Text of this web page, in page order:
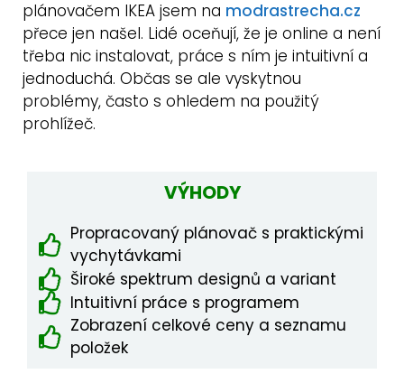
plánovačem IKEA jsem na modrastrecha.cz
přece jen našel. Lidé oceňují, že je online a není
třeba nic instalovat, práce s ním je intuitivní a
jednoduchá. Občas se ale vyskytnou
problémy, často s ohledem na použitý
prohlížeč.
VÝHODY
Propracovaný plánovač s praktickými
vychytávkami
Široké spektrum designů a variant
Intuitivní práce s programem
Zobrazení celkové ceny a seznamu
položek